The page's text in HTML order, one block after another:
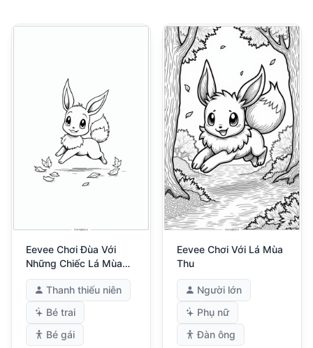
Eevee Chơi Đùa Với
Những Chiếc Lá Mùa
Thu
Thanh thiếu niên
Bé trai
Bé gái
Eevee Chơi Với Lá Mùa
Thu
Người lớn
Phụ nữ
Đàn ông